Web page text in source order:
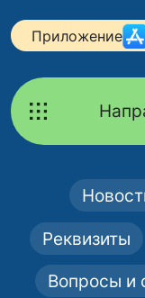
Приложение
Реквизиты
Вопросы и